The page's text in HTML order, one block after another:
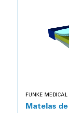
FUNKE MEDICAL
Matelas